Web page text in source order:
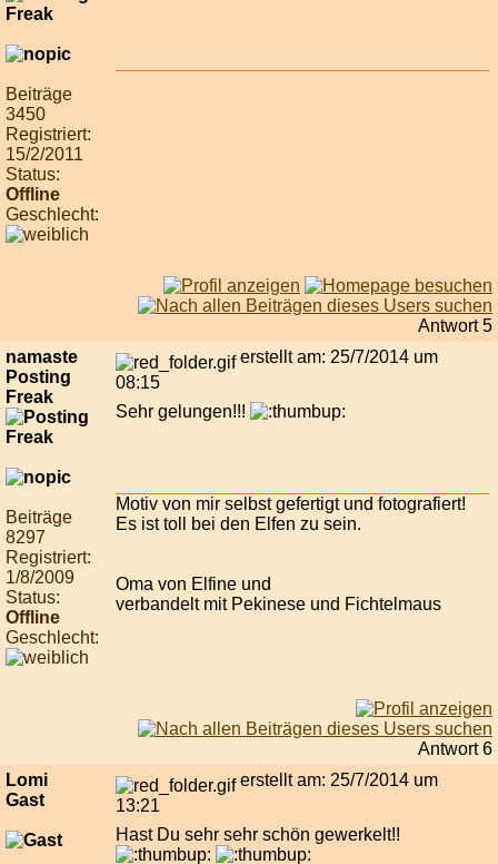
Beiträge
3450
Registriert:
15/2/2011
Status:
Offline
Geschlecht:
Antwort 5
namaste
Posting
Freak
Beiträge
8297
Registriert:
1/8/2009
Status:
Offline
Geschlecht:
erstellt am: 25/7/2014 um
08:15
Sehr gelungen!!!
Motiv von mir selbst gefertigt und fotografiert!
Es ist toll bei den Elfen zu sein.
Oma von Elfine und
verbandelt mit Pekinese und Fichtelmaus
Antwort 6
Lomi
Gast
erstellt am: 25/7/2014 um
13:21
Hast Du sehr sehr schön gewerkelt!!